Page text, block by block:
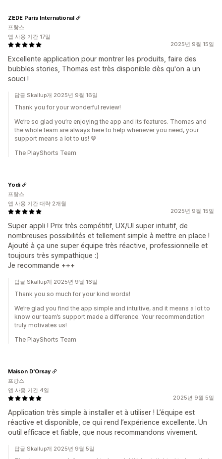
2025년 9월 15일
Excellente application pour montrer les produits, faire des
bubbles stories, Thomas est très disponible dès qu'on a un
souci !
ZEDE Paris International
프랑스
앱 사용 기간 17일
답글 Skallup개 2025년 9월 16일
Thank you for your wonderful review!
We’re so glad you’re enjoying the app and its features. Thomas and
the whole team are always here to help whenever you need, your
support means a lot to us! 💙
The PlayShorts Team
2025년 9월 15일
Super appli ! Prix très compétitif, UX/UI super intuitif, de
nombreuses possibilités et tellement simple à mettre en place !
Ajouté à ça une super équipe très réactive, professionnelle et
toujours très sympathique :)
Je recommande +++
Yodi
프랑스
앱 사용 기간 대략 2개월
답글 Skallup개 2025년 9월 16일
Thank you so much for your kind words!
We’re glad you find the app simple and intuitive, and it means a lot to
know our team’s support made a difference. Your recommendation
truly motivates us!
The PlayShorts Team
2025년 9월 5일
Application très simple à installer et à utiliser ! L’équipe est
réactive et disponible, ce qui rend l’expérience excellente. Un
outil efficace et fiable, que nous recommandons vivement.
Maison D'Orsay
프랑스
앱 사용 기간 4일
답글 Skallup개 2025년 9월 5일